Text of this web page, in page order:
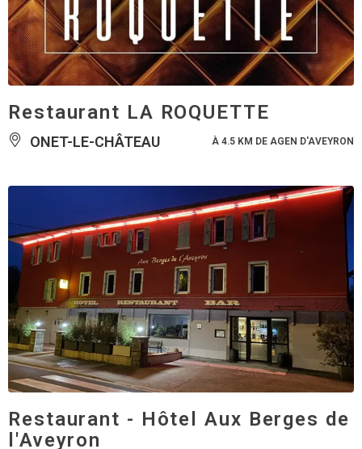
Restaurant LA ROQUETTE
ONET-LE-CHÂTEAU À 4.5 KM DE AGEN D'AVEYRON
Restaurant - Hôtel Aux Berges de
l'Aveyron